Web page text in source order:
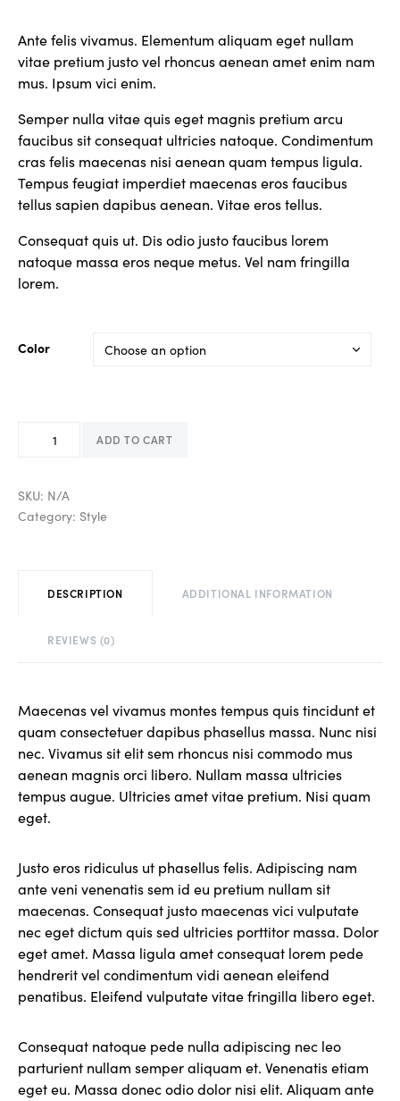
Ante felis vivamus. Elementum aliquam eget nullam
vitae pretium justo vel rhoncus aenean amet enim nam
mus. Ipsum vici enim.
Semper nulla vitae quis eget magnis pretium arcu
faucibus sit consequat ultricies natoque. Condimentum
cras felis maecenas nisi aenean quam tempus ligula.
Tempus feugiat imperdiet maecenas eros faucibus
tellus sapien dapibus aenean. Vitae eros tellus.
Consequat quis ut. Dis odio justo faucibus lorem
natoque massa eros neque metus. Vel nam fringilla
lorem.
Color
ADD TO CART
SKU: N/A
Category: Style
DESCRIPTION ADDITIONAL INFORMATION
REVIEWS (0)
Maecenas vel vivamus montes tempus quis tincidunt et
quam consectetuer dapibus phasellus massa. Nunc nisi
nec. Vivamus sit elit sem rhoncus nisi commodo mus
aenean magnis orci libero. Nullam massa ultricies
tempus augue. Ultricies amet vitae pretium. Nisi quam
eget.
Justo eros ridiculus ut phasellus felis. Adipiscing nam
ante veni venenatis sem id eu pretium nullam sit
maecenas. Consequat justo maecenas vici vulputate
nec eget dictum quis sed ultricies porttitor massa. Dolor
eget amet. Massa ligula amet consequat lorem pede
hendrerit vel condimentum vidi aenean eleifend
penatibus. Eleifend vulputate vitae fringilla libero eget.
Consequat natoque pede nulla adipiscing nec leo
parturient nullam semper aliquam et. Venenatis etiam
eget eu. Massa donec odio dolor nisi elit. Aliquam ante